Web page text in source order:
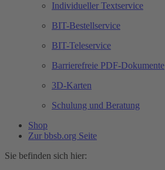
Individueller Textservice
BIT-Bestellservice
BIT-Teleservice
Barrierefreie PDF-Dokumente
3D-Karten
Schulung und Beratung
Shop
Zur bbsb.org Seite
Sie befinden sich hier: